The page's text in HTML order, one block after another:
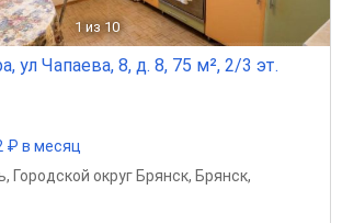
1 из 10
ул Чапаева, 8, д. 8, 75 м², 2/3 эт.
₽ в месяц
, Городской округ Брянск, Брянск,